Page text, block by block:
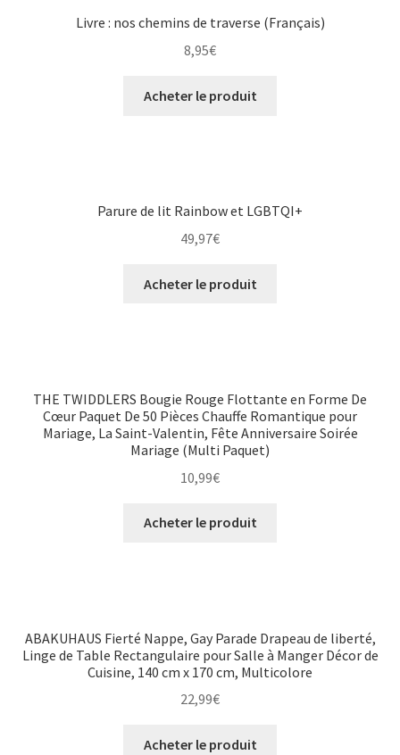
Livre : nos chemins de traverse (Français)
8,95€
Acheter le produit
Parure de lit Rainbow et LGBTQI+
49,97€
Acheter le produit
THE TWIDDLERS Bougie Rouge Flottante en Forme De
Cœur Paquet De 50 Pièces Chauffe Romantique pour
Mariage, La Saint-Valentin, Fête Anniversaire Soirée
Mariage (Multi Paquet)
10,99€
Acheter le produit
ABAKUHAUS Fierté Nappe, Gay Parade Drapeau de liberté,
Linge de Table Rectangulaire pour Salle à Manger Décor de
Cuisine, 140 cm x 170 cm, Multicolore
22,99€
Acheter le produit